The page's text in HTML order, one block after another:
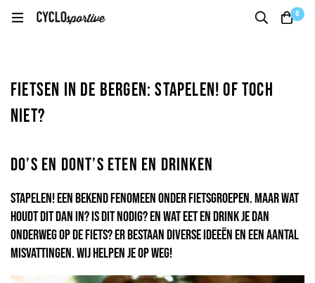
0
Fietsen in de bergen: Stapelen! Of toch
niet?
Do’s en dont’s eten en drinken
Stapelen! Een bekend fenomeen onder fietsgroepen. Maar wat
houdt dit dan in? Is dit nodig? En wat eet en drink je dan
onderweg op de fiets? Er bestaan diverse ideeën en een aantal
misvattingen. Wij helpen je op weg!